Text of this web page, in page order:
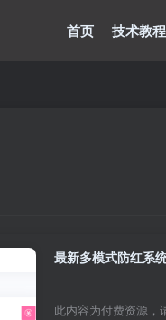
首页 技术教程
最新多模式防红系
此内容为付费资源，